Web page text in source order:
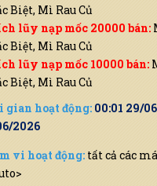
Biệt, Mì Rau Củ
lũy nạp mốc 20000 bán:
Biệt, Mì Rau Củ
lũy nạp mốc 10000 bán:
Biệt, Mì Rau Củ
gian hoạt động: 00:01 29/
2026
vi hoạt động: tất cả các